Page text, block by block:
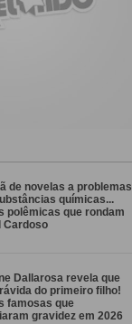
de novelas a problemas
químicas...
polêmicas que rondam
Cardoso
Dallarosa revela que
do primeiro filho!
famosas que
gravidez em 2026
por